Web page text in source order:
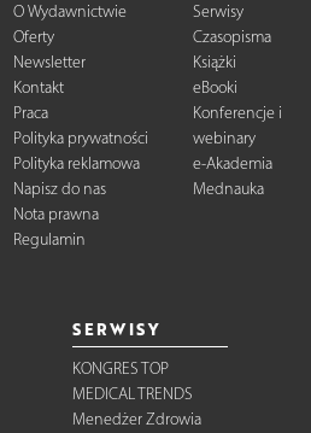
O Wydawnictwie
Oferty
Newsletter
Kontakt
Praca
Polityka prywatności
Polityka reklamowa
Napisz do nas
Nota prawna
Regulamin
Serwisy
Czasopisma
Książki
eBooki
Konferencje i
webinary
e-Akademia
Mednauka
SERWISY
KONGRES TOP
MEDICAL TRENDS
Menedżer Zdrowia